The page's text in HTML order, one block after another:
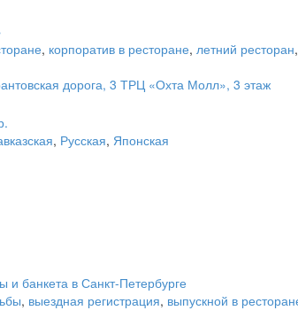
, корпоратив в ресторане, летний ресторан,
дорога, 3 ТРЦ «Охта Молл», 3 этаж
, Русская, Японская
банкета в Санкт-Петербурге
, выездная регистрация, выпускной в